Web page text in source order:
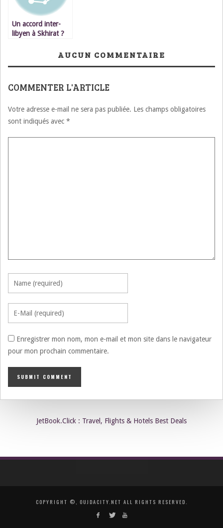
Un accord inter-
libyen à Skhirat ?
AUCUN COMMENTAIRE
COMMENTER L'ARTICLE
Votre adresse e-mail ne sera pas publiée. Les champs obligatoires
sont indiqués avec *
Enregistrer mon nom, mon e-mail et mon site dans le navigateur
pour mon prochain commentaire.
JetBook.Click : Travel, Flights & Hotels Best Deals
COPYRIGHT ©, OUJDACITY.NET ALL RIGHTS RESERVED.